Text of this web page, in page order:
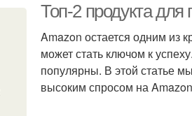
Топ-2 продукта
Amazon остается одним из
может стать ключом к
популярны. В этой статье
высоким спросом на